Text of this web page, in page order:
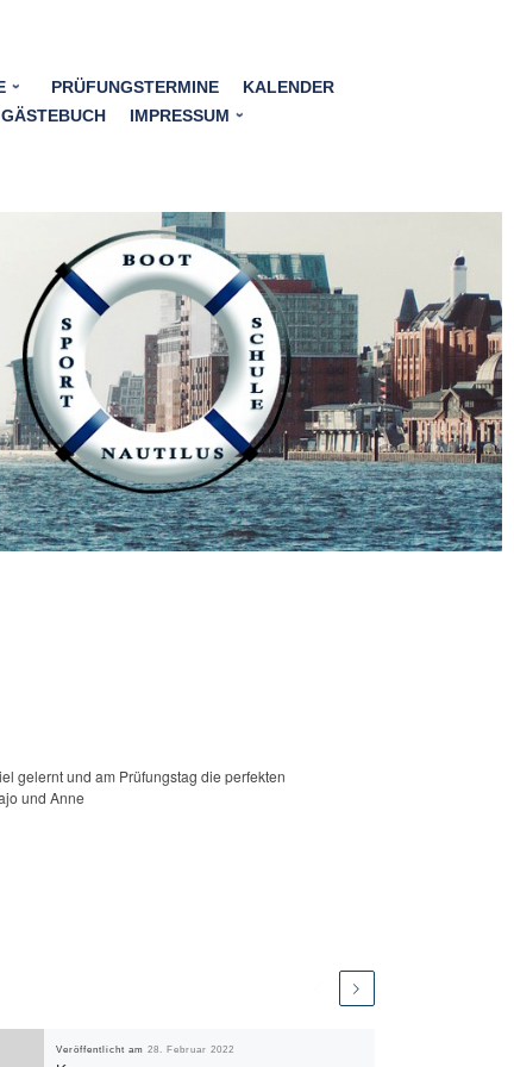
PRÜFUNGSTERMINE
KALENDER
GÄSTEBUCH IMPRESSUM
gelernt und am Prüfungstag die perfekten
und Anne
Veröffentlicht am 28. Februar 2022